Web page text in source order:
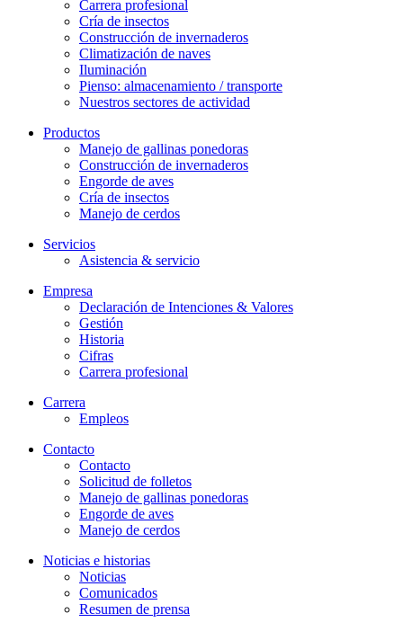
Carrera profesional
Cría de insectos
Construcción de invernaderos
Climatización de naves
Iluminación
Pienso: almacenamiento / transporte
Nuestros sectores de actividad
Productos
Manejo de gallinas ponedoras
Construcción de invernaderos
Engorde de aves
Cría de insectos
Manejo de cerdos
Servicios
Asistencia & servicio
Empresa
Declaración de Intenciones & Valores
Gestión
Historia
Cifras
Carrera profesional
Carrera
Empleos
Contacto
Contacto
Solicitud de folletos
Manejo de gallinas ponedoras
Engorde de aves
Manejo de cerdos
Noticias e historias
Noticias
Comunicados
Resumen de prensa